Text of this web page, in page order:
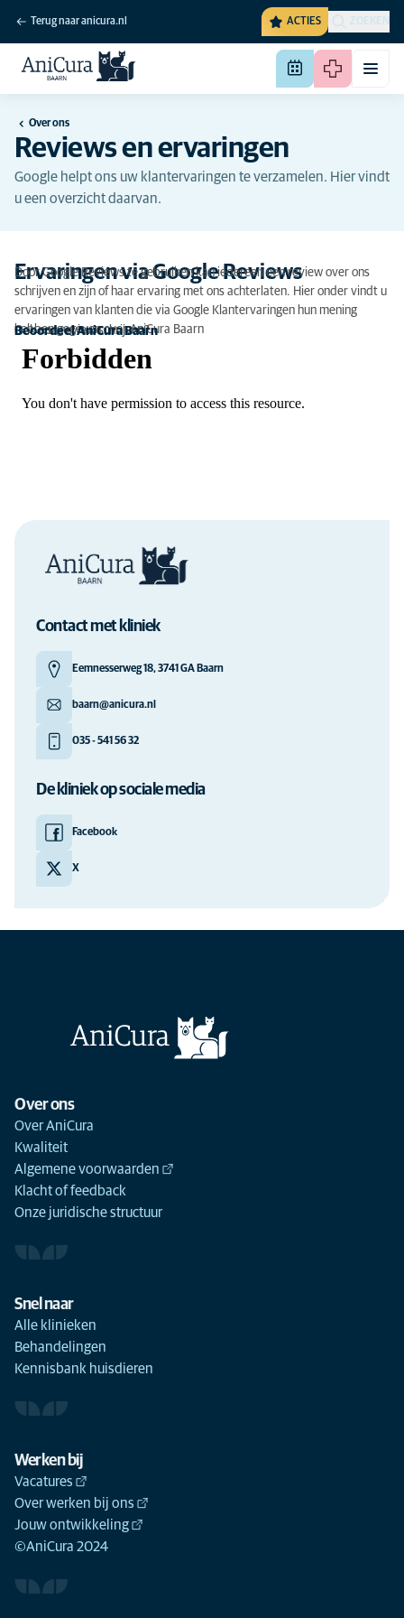
Terug naar anicura.nl ACTIES ZOEKEN
Over ons
Reviews en ervaringen
Google helpt ons uw klantervaringen te verzamelen. Hier vindt
u een overzicht daarvan.
Ervaringen via Google Reviews
Door Google Reviews te gebruiken kan iedereen een review over ons
schrijven en zijn of haar ervaring met ons achterlaten. Hier onder vindt u
ervaringen van klanten die via Google Klantervaringen hun mening
hebben gegeven over AniCura Baarn
Ook een review schrijven?
Beoordeel AniCura Baarn
Contact met kliniek
Eemnesserweg 18, 3741 GA Baarn
baarn@anicura.nl
035 - 541 56 32
De kliniek op sociale media
Facebook
X
Over ons
Over AniCura
Kwaliteit
Algemene voorwaarden
Klacht of feedback
Onze juridische structuur
Snel naar
Alle klinieken
Behandelingen
Kennisbank huisdieren
Werken bij
Vacatures
Over werken bij ons
Jouw ontwikkeling
©AniCura 2024